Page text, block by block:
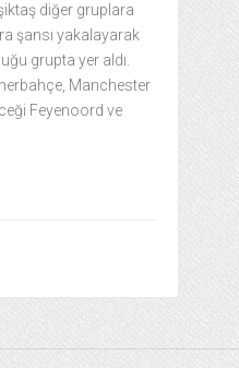
diğer gruplara
şansı yakalayarak
grupta yer aldı.
Manchester
Feyenoord ve